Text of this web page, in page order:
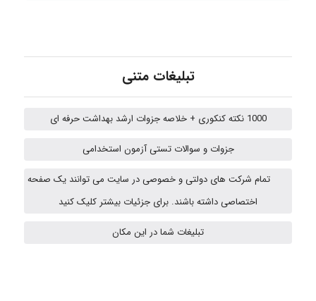
emami
تبلیغات متنی
1000 نکته کنکوری + خلاصه جزوات ارشد بهداشت حرفه ای
جزوات و سوالات تستی آزمون استخدامی
تمام شرکت های دولتی و خصوصی در سایت می توانند یک صفحه
اختصاصی داشته باشند. برای جزئیات بیشتر کلیک کنید
تبلیغات شما در این مکان